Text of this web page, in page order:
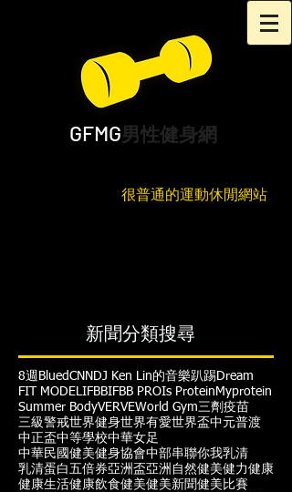
GFMG男性健身網
很普通的運動休閒網站
新聞分類搜尋
8週 BluedCNN DJ Ken Lin的音樂趴踢 Dream
FIT MODELIFBBIFBB PROIs Protein Myprotein
Summer BodyVERVEWorld Gym三劑疫苗
三級警戒世界健身世界有愛世界盃中元普渡
中正盃中等學校中華女足
中華民國健美健身協會中部串聯你我乳清
乳清蛋白五倍券亞洲盃亞洲自然健美健力健康
健康生活健康飲食健美健美新聞健美比賽